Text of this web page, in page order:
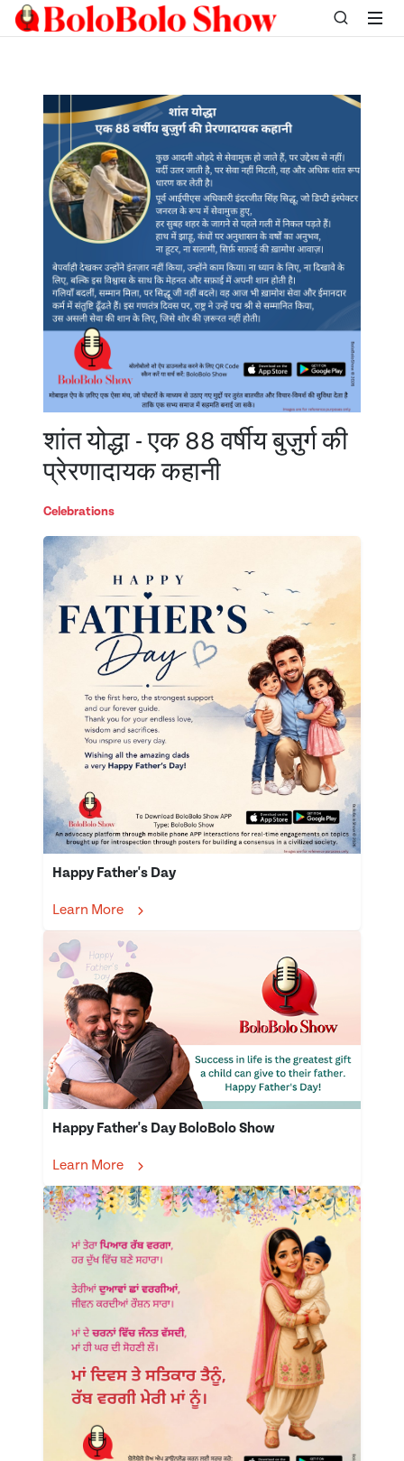
शांत योद्धा - एक 88 वर्षीय बुज़ुर्ग की
प्रेरणादायक कहानी
Celebrations
Happy Father's Day
Learn More
Happy Father's Day BoloBolo Show
Learn More